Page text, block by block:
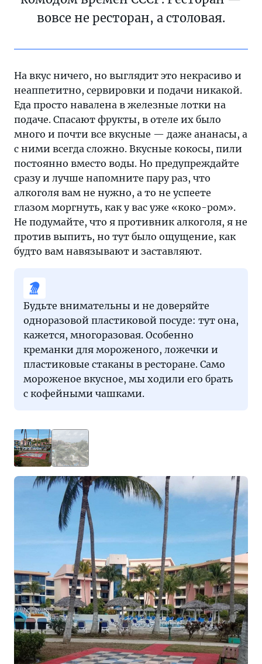
вовсе не ресторан, а столовая.
На вкус ничего, но выглядит это некрасиво и
неаппетитно, сервировки и подачи никакой.
Еда просто навалена в железные лотки на
подаче. Спасают фрукты, в отеле их было
много и почти все вкусные — даже ананасы, а
с ними всегда сложно. Вкусные кокосы, пили
постоянно вместо воды. Но предупреждайте
сразу и лучше напомните пару раз, что
алкоголя вам не нужно, а то не успеете
глазом моргнуть, как у вас уже «коко-ром».
Не подумайте, что я противник алкоголя, я не
против выпить, но тут было ощущение, как
будто вам навязывают и заставляют.
Будьте внимательны и не доверяйте
одноразовой пластиковой посуде: тут она,
кажется, многоразовая. Особенно
креманки для мороженого, ложечки и
пластиковые стаканы в ресторане. Само
мороженое вкусное, мы ходили его брать
с кофейными чашками.